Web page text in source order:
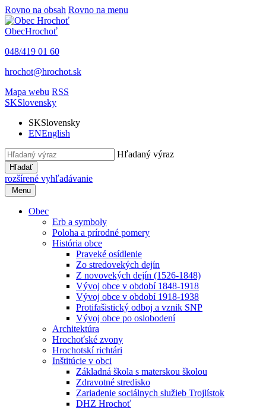
Rovno na obsah Rovno na menu
ObecHrochoť
048/419 01 60
hrochot@hrochot.sk
Mapa webu RSS
SKSlovensky
SKSlovensky
ENEnglish
Hľadaný výraz
Hľadať
rozšírené vyhľadávanie
Menu
Obec
Erb a symboly
Poloha a prírodné pomery
História obce
Praveké osídlenie
Zo stredovekých dejín
Z novovekých dejín (1526-1848)
Vývoj obce v období 1848-1918
Vývoj obce v období 1918-1938
Protifašistický odboj a vznik SNP
Vývoj obce po oslobodení
Architektúra
Hrochoťské zvony
Hrochotskí richtári
Inštitúcie v obci
Základná škola s materskou školou
Zdravotné stredisko
Zariadenie sociálnych služieb Trojlístok
DHZ Hrochoť